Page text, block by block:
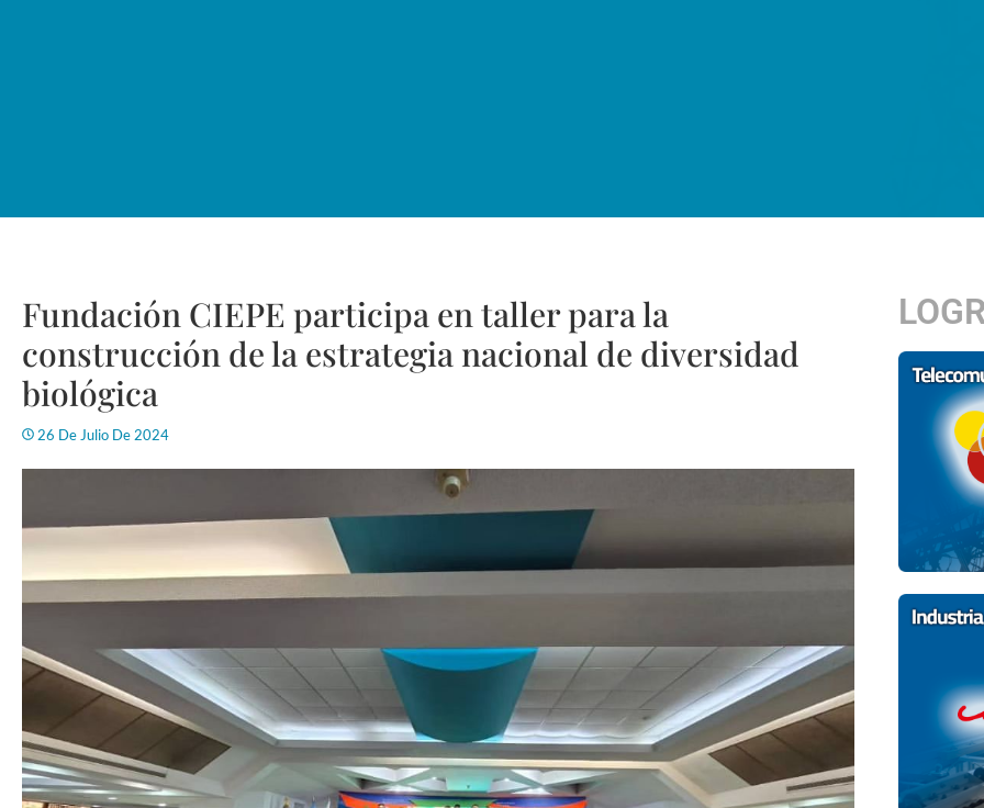
Fundación CIEPE participa en taller para la
construcción de la estrategia nacional de diversidad
biológica
26 De Julio De 2024